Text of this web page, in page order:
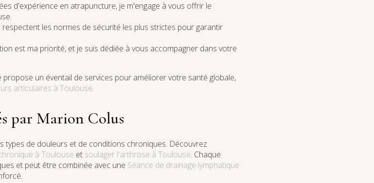
d'expérience en atrapuncture, je m'engage à vous offrir le
les normes de sécurité les plus strictes pour garantir
est ma priorité, et je suis dédiée à vous accompagner dans votre
un éventail de services pour améliorer votre santé globale,
articulaires à Toulouse.
par Marion Colus
types de douleurs et de conditions chroniques. Découvrez
à Toulouse et soulager l'arthrose à Toulouse. Chaque
et peut être combinée avec une Séance de drainage lymphatique